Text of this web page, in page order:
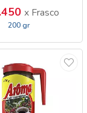
x Frasco
200 gr